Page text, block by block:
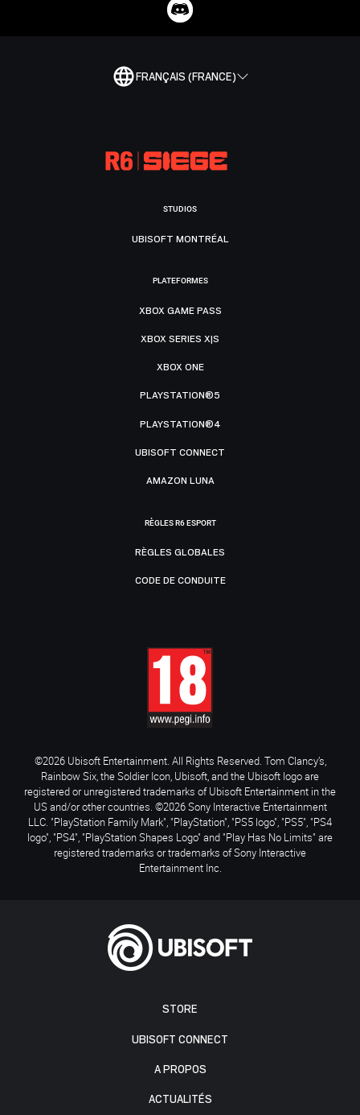
FRANÇAIS (FRANCE)
STORE
UBISOFT CONNECT
A PROPOS
ACTUALITÉS
STUDIOS
UBISOFT MONTRÉAL
PLATEFORMES
XBOX GAME PASS
XBOX SERIES X|S
XBOX ONE
PLAYSTATION®5
PLAYSTATION®4
UBISOFT CONNECT
AMAZON LUNA
RÈGLES R6 ESPORT
RÈGLES GLOBALES
CODE DE CONDUITE
©2026 Ubisoft Entertainment. All Rights Reserved. Tom Clancy’s,
Rainbow Six, the Soldier Icon, Ubisoft, and the Ubisoft logo are
registered or unregistered trademarks of Ubisoft Entertainment in the
US and/or other countries. ©2026 Sony Interactive Entertainment
LLC. "PlayStation Family Mark", "PlayStation", "PS5 logo", "PS5", "PS4
logo", "PS4", "PlayStation Shapes Logo" and "Play Has No Limits" are
registered trademarks or trademarks of Sony Interactive
Entertainment Inc.